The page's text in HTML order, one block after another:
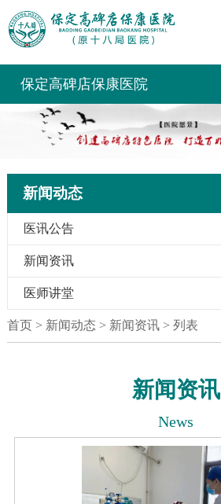
保定高碑店保康医院
新闻动态
医讯公告
新闻资讯
医师讲堂
首页> 新闻动态 > 新闻资讯 > 列表
新闻资讯
News